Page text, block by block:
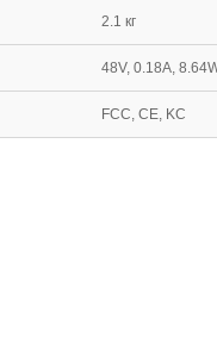
2.1 кг
48V, 0.18A,
FCC, CE, KC